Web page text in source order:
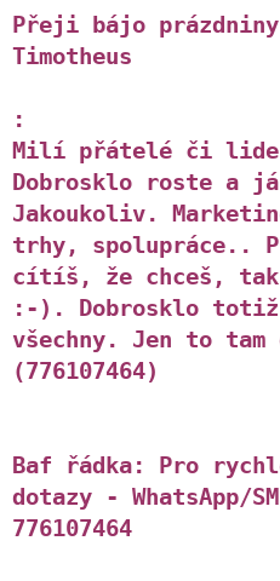
Přeji bájo
Timotheus
:
Milí přátelé či
Dobrosklo roste a já
Jakoukoliv.
trhy, spolupráce..
cítíš, že chceš,
:-). Dobrosklo
všechny. Jen to tam
(776107464)
Baf řádka: Pro
dotazy - WhatsApp/
776107464